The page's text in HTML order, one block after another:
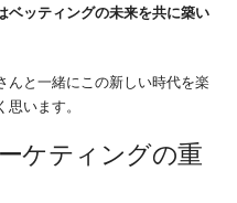
ベッティングの未来を共に築い
んと一緒にこの新しい時代を楽
います。
ケティングの重